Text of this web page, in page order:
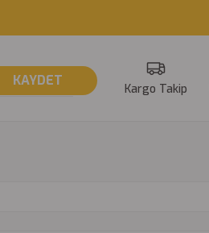
KAYDET
Kargo Takip